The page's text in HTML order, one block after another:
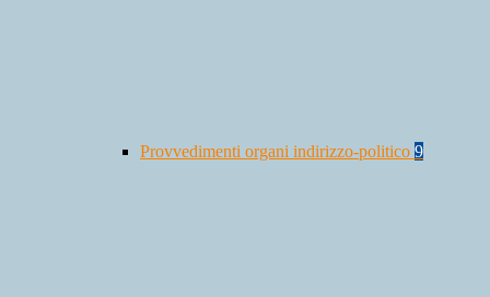
Provvedimenti organi indirizzo-politico 9